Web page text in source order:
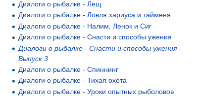
Диалоги о рыбалке - Лещ
Диалоги о рыбалке - Ловля хариуса и тайменя
Диалоги о рыбалке - Налим, Ленок и Сиг
Диалоги о рыбалке - Снасти и способы ужения
Диалоги о рыбалке - Снасти и способы ужения -
Выпуск 3
Диалоги о рыбалке - Спиннинг
Диалоги о рыбалке - Тихая охота
Диалоги о рыбалке - Уроки опытных рыболовов